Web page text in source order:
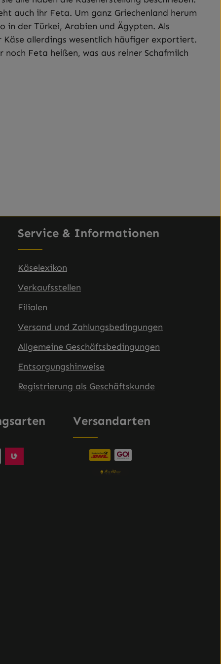
auch ihr Feta. Um ganz Griechenland herum
in der Türkei, Arabien und Ägypten. Als
Käse allerdings wesentlich häufiger exportiert.
Feta heißen, was aus reiner Schafmilch
Service & Informationen
Käselexikon
Verkaufsstellen
Filialen
Versand und Zahlungsbedingungen
Allgemeine Geschäftsbedingungen
Entsorgungshinweise
Registrierung als Geschäftskunde
Versandarten